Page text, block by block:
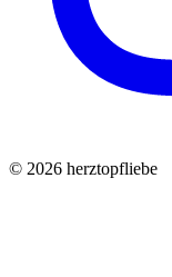
© 2026 herztopfliebe